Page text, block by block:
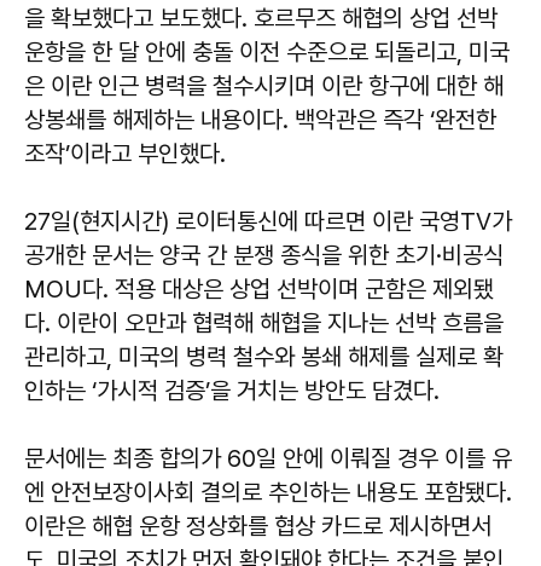
을 확보했다고 보도했다. 호르무즈 해협의 상업 선박
운항을 한 달 안에 충돌 이전 수준으로 되돌리고, 미국
은 이란 인근 병력을 철수시키며 이란 항구에 대한 해
상봉쇄를 해제하는 내용이다. 백악관은 즉각 ‘완전한
조작’이라고 부인했다.
27일(현지시간) 로이터통신에 따르면 이란 국영TV가
공개한 문서는 양국 간 분쟁 종식을 위한 초기·비공식
MOU다. 적용 대상은 상업 선박이며 군함은 제외됐
다. 이란이 오만과 협력해 해협을 지나는 선박 흐름을
관리하고, 미국의 병력 철수와 봉쇄 해제를 실제로 확
인하는 ‘가시적 검증’을 거치는 방안도 담겼다.
문서에는 최종 합의가 60일 안에 이뤄질 경우 이를 유
엔 안전보장이사회 결의로 추인하는 내용도 포함됐다.
이란은 해협 운항 정상화를 협상 카드로 제시하면서
도, 미국의 조치가 먼저 확인돼야 한다는 조건을 붙인